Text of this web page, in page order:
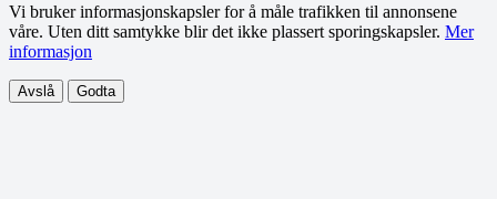
Vi bruker informasjonskapsler for å måle trafikken til annonsene
våre. Uten ditt samtykke blir det ikke plassert sporingskapsler. Mer
informasjon
Avslå Godta